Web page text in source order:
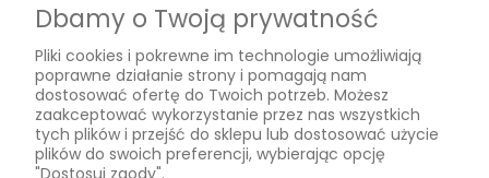
Informacje
Regulamin
Polityka prywatności
O nas
Dbamy o Twoją prywatność
Pliki cookies i pokrewne im technologie umożliwiają
poprawne działanie strony i pomagają nam
dostosować ofertę do Twoich potrzeb. Możesz
zaakceptować wykorzystanie przez nas wszystkich
tych plików i przejść do sklepu lub dostosować użycie
plików do swoich preferencji, wybierając opcję
"Dostosuj zgody".